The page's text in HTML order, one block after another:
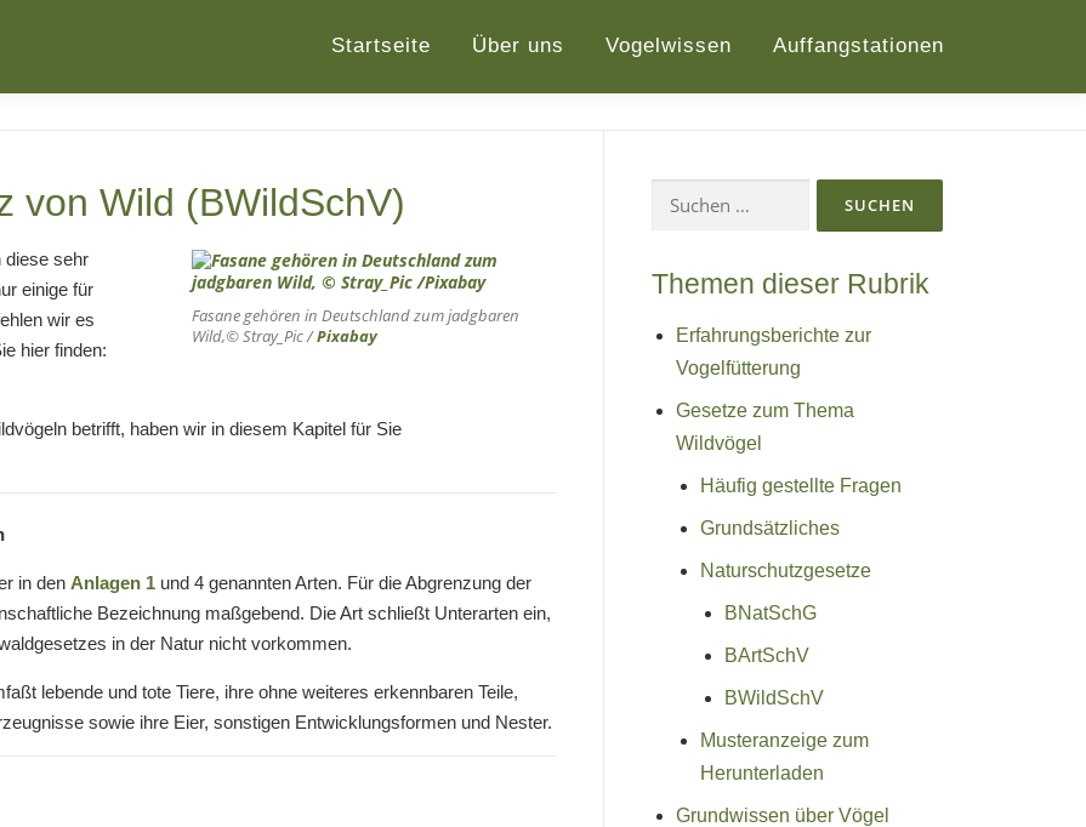
Startseite Über uns Vogelwissen Auffangstationen
von Wild (BWildSchV)
Fasane gehören in Deutschland zum jadgbaren
Wild,© Stray_Pic /Pixabay
diese sehr
einige für
wir es
hier finden:
betrifft, haben wir in diesem Kapitel für Sie
in den Anlagen 1 und 4 genannten Arten. Für die Abgrenzung der
Bezeichnung maßgebend. Die Art schließt Unterarten ein,
in der Natur nicht vorkommen.
lebende und tote Tiere, ihre ohne weiteres erkennbaren Teile,
sowie ihre Eier, sonstigen Entwicklungsformen und Nester.
nach:
Themen dieser Rubrik
Erfahrungsberichte zur
Vogelfütterung
Gesetze zum Thema
Wildvögel
Häufig gestellte Fragen
Grundsätzliches
Naturschutzgesetze
BNatSchG
BArtSchV
BWildSchV
Musteranzeige zum
Herunterladen
Grundwissen über Vögel